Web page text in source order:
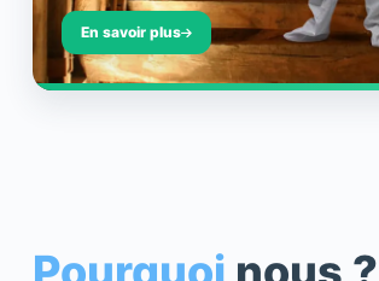
En savoir plus